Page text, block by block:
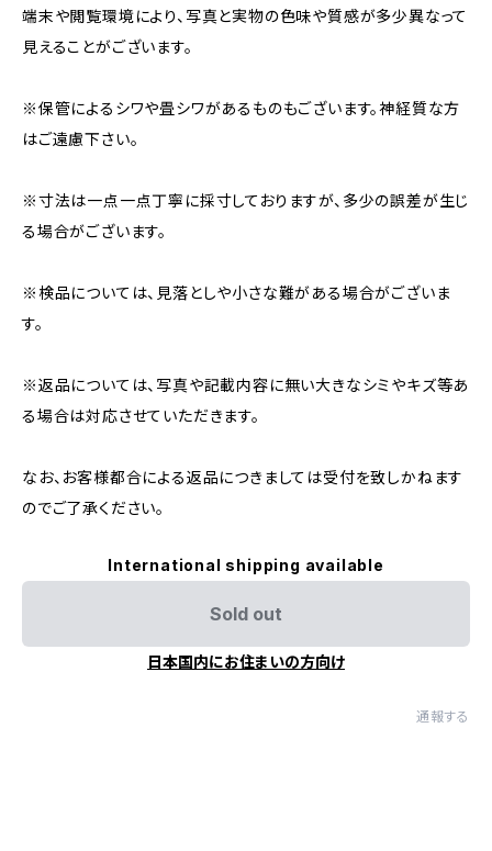
端末や閲覧環境により、写真と実物の色味や質感が多少異なって
見えることがございます。
※保管によるシワや畳シワがあるものもございます。神経質な方
はご遠慮下さい。
※寸法は一点一点丁寧に採寸しておりますが、多少の誤差が生じ
る場合がございます。
※検品については、見落としや小さな難がある場合がございま
す。
※返品については、写真や記載内容に無い大きなシミやキズ等あ
る場合は対応させていただきます。
なお、お客様都合による返品につきましては受付を致しかねます
のでご了承ください。
International shipping available
Sold out
日本国内にお住まいの方向け
通報する